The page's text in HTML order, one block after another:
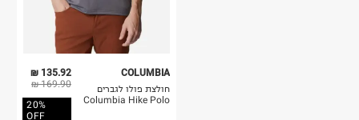
135.92 ₪
169.90 ₪
20%
OFF
COLUMBIA
חולצת פולו לגברים
Columbia Hike Polo